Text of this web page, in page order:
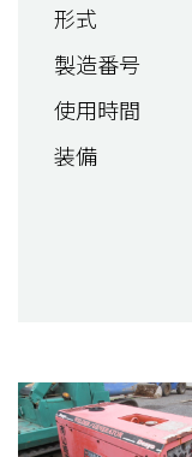
形式
製造番号
使用時間
装備